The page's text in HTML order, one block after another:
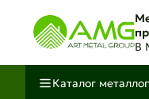
В
Каталог